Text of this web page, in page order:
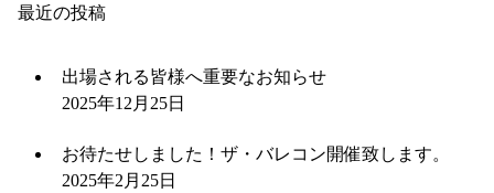
最近の投稿
出場される皆様へ重要なお知らせ
2025年12月25日
お待たせしました！ザ・バレコン開催致します。
2025年2月25日